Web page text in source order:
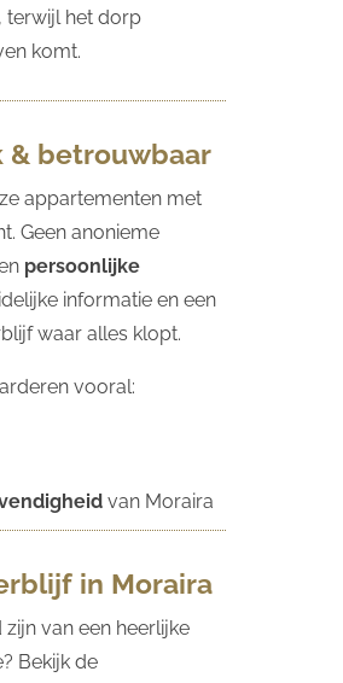
terwijl het dorp
komt.
& betrouwbaar
appartementen met
Geen anonieme
persoonlijke
informatie en een
waar alles klopt.
vooral:
van Moraira
in Moraira
van een heerlijke
Bekijk de